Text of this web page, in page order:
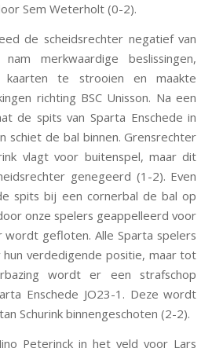
Sem Weterholt (0-2).
de scheidsrechter negatief van
merkwaardige beslissingen,
te strooien en maakte
richting BSC Unisson. Na een
de spits van Sparta Enschede in
schiet de bal binnen. Grensrechter
vlagt voor buitenspel, maar dit
genegeerd (1-2). Even
spits bij een cornerbal de bal op
onze spelers geappelleerd voor
wordt gefloten. Alle Sparta spelers
verdedigende positie, maar tot
wordt er een strafschop
Enschede JO23-1. Deze wordt
Schurink binnengeschoten (2-2).
Peterinck in het veld voor Lars